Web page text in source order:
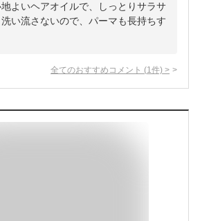
よいヘアオイルで、しっとりサラサ
い流さないので、パーマも長持ちす
全てのおすすめコメント (1 件) >